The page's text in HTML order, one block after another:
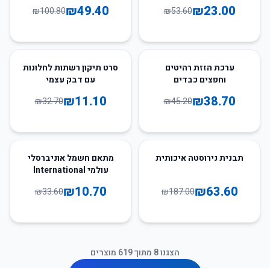
₪23.00
₪53.60
₪49.40
₪100.80
ערכת הזזת רהיטים
וחפצים כבדים
₪38.70
₪45.20
66%סרט תיקון רשתות לחלונות
עם דבק עצמי
₪11.10
₪32.70
66
תבנית נירוסטה איכותית
₪63.60
₪187.00
68
מתאם חשמל אוניברסלי
עולמי International
₪10.70
₪33.60
הצגנו8 מתוך619 מוצרים